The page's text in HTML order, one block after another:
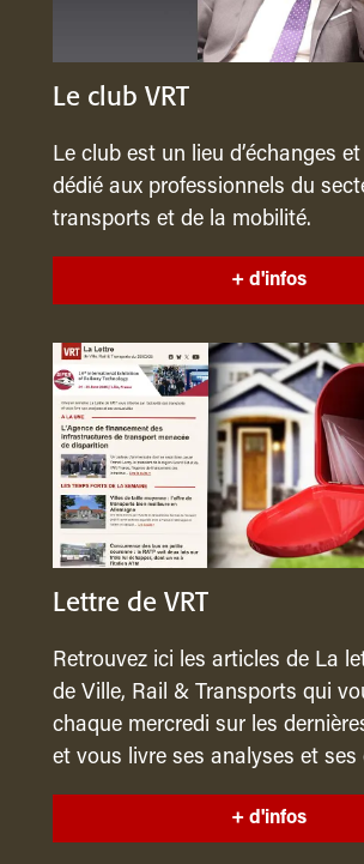
Le club VRT
Le club est un lieu d’échanges
dédié aux professionnels du
transports et de la mobilité.
+ d'infos
Lettre de VRT
Retrouvez ici les articles de La
de Ville, Rail & Transports qui
chaque mercredi sur les
et vous livre ses analyses et ses
+ d'infos